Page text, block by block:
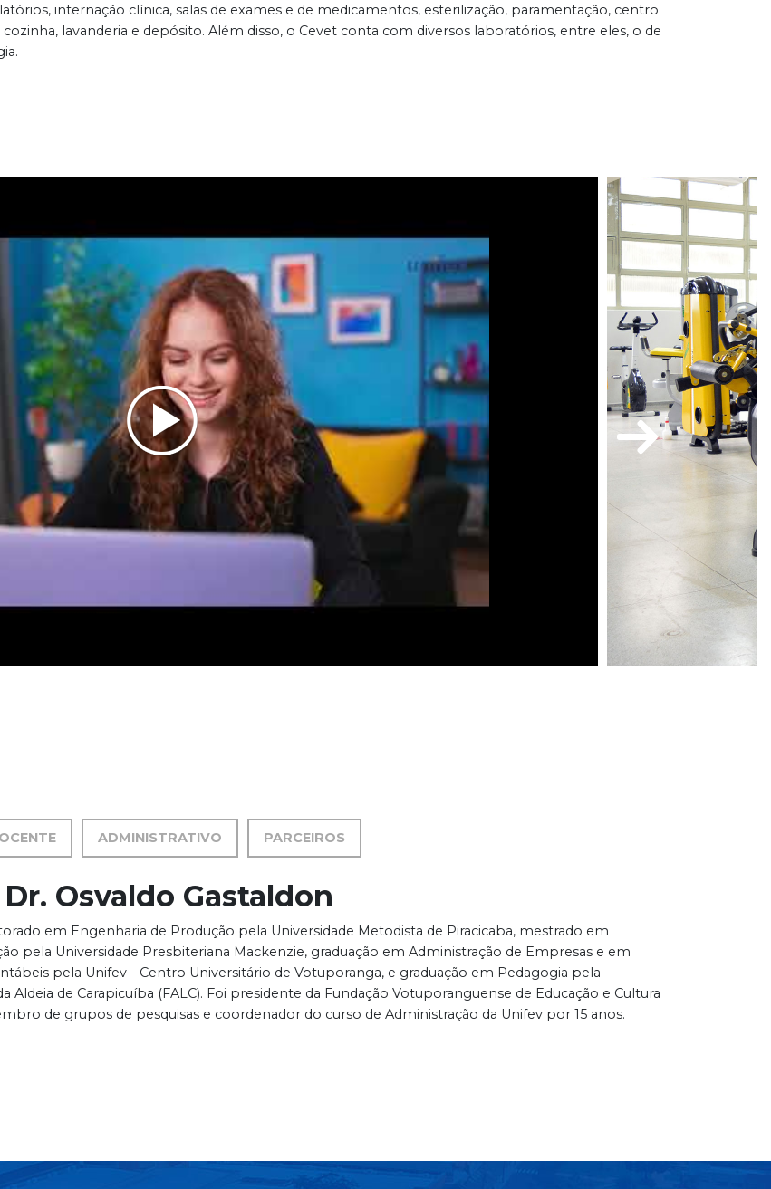
internação clínica, salas de exames e de medicamentos, esterilização, paramentação, centro
lavanderia e depósito. Além disso, o Cevet conta com diversos laboratórios, entre eles, o de
ADMINISTRATIVO PARCEIROS
Osvaldo Gastaldon
em Engenharia de Produção pela Universidade Metodista de Piracicaba, mestrado em
pela Universidade Presbiteriana Mackenzie, graduação em Administração de Empresas e em
pela Unifev - Centro Universitário de Votuporanga, e graduação em Pedagogia pela
Aldeia de Carapicuíba (FALC). Foi presidente da Fundação Votuporanguense de Educação e Cultura
de grupos de pesquisas e coordenador do curso de Administração da Unifev por 15 anos.